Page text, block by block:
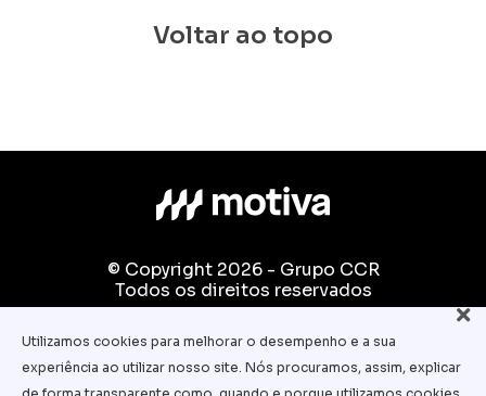
Voltar ao topo
© Copyright 2026 - Grupo CCR
Todos os direitos reservados
Fale conosco:
equipe.pedagogica@motiva.com.br
Utilizamos cookies para melhorar o desempenho e a sua
experiência ao utilizar nosso site. Nós procuramos, assim, explicar